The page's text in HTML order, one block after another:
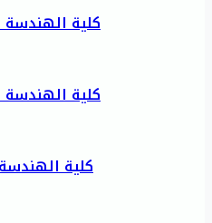
كلية الهندسة
كلية الهندسة
كلية